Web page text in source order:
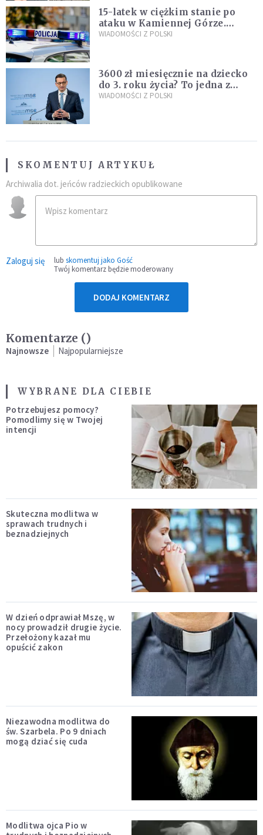
15-latek w ciężkim stanie po
ataku w Kamiennej Górze.
Policja zatrzymała dwóch
WIADOMOŚCI Z POLSKI
3600 zł miesięcznie na dziecko
do 3. roku życia? To jedna z
propozycji programu "Rozwój
WIADOMOŚCI Z POLSKI
SKOMENTUJ ARTYKUŁ
Archiwalia dot. jeńców radzieckich opublikowane
Zaloguj się lub skomentuj jako Gość
Twój komentarz będzie moderowany
DODAJ KOMENTARZ
Komentarze ()
Najnowsze Najpopularniejsze
WYBRANE DLA CIEBIE
Potrzebujesz pomocy?
Pomodlimy się w Twojej
intencji
Skuteczna modlitwa w
sprawach trudnych i
beznadziejnych
W dzień odprawiał Mszę, w
nocy prowadził drugie życie.
Przełożony kazał mu
opuścić zakon
Niezawodna modlitwa do
św. Szarbela. Po 9 dniach
mogą dziać się cuda
Modlitwa ojca Pio w